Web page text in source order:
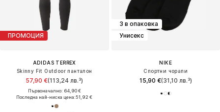
ПРОМОЦИЯ
ADIDAS TERREX
Skinny Fit Outdoor панталон
57,90 €(113,24 лв.³)
Първоначално: 64,90 €
Последна най-ниска цена:51,92 €
3 в опаковка
Унисекс
NIKE
Спортни чорапи
15,90 €(31,10 лв.³)